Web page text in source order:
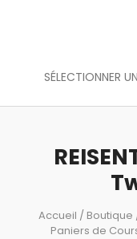
SÉLECTIONNER
Accueil / Boutique
Paniers de